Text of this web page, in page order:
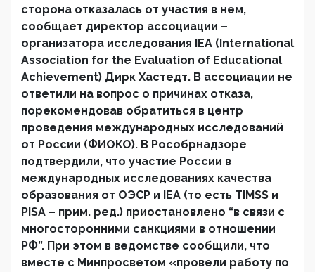
сторона отказалась от участия в нем,
сообщает директор ассоциации –
организатора исследования IEA (International
Association for the Evaluation of Educational
Achievement) Дирк Хастедт. В ассоциации не
ответили на вопрос о причинах отказа,
порекомендовав обратиться в центр
проведения международных исследований
от России (ФИОКО). В Рособрнадзоре
подтвердили, что участие России в
международных исследованиях качества
образования от ОЭСР и IEA (то есть TIMSS и
PISA – прим. ред.) приостановлено “в связи с
многосторонними санкциями в отношении
РФ”. При этом в ведомстве сообщили, что
вместе с Минпросветом «провели работу по